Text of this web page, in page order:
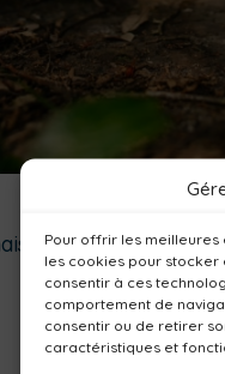
Pour offrir les meilleures
les cookies pour
consentir à ces
comportement de
consentir ou de retirer
caractéristiques et
: